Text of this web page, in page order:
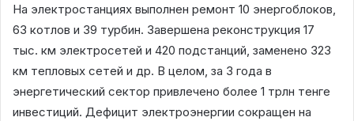
На электростанциях выполнен ремонт 10 энергоблоков,
63 котлов и 39 турбин. Завершена реконструкция 17
тыс. км электросетей и 420 подстанций, заменено 323
км тепловых сетей и др. В целом, за 3 года в
энергетический сектор привлечено более 1 трлн тенге
инвестиций. Дефицит электроэнергии сокращен на